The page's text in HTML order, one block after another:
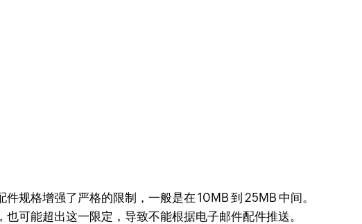
规格增强了严格的限制，一般是在 10MB 到 25MB 中间。
可能超出这一限定，导致不能根据电子邮件配件推送。